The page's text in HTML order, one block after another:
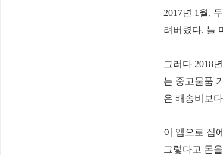
2017년 1월,
려버렸다. 늘
그러다 2018
는 중고물품
은 배송비보
이 앱으로 집
그렇다고 돈